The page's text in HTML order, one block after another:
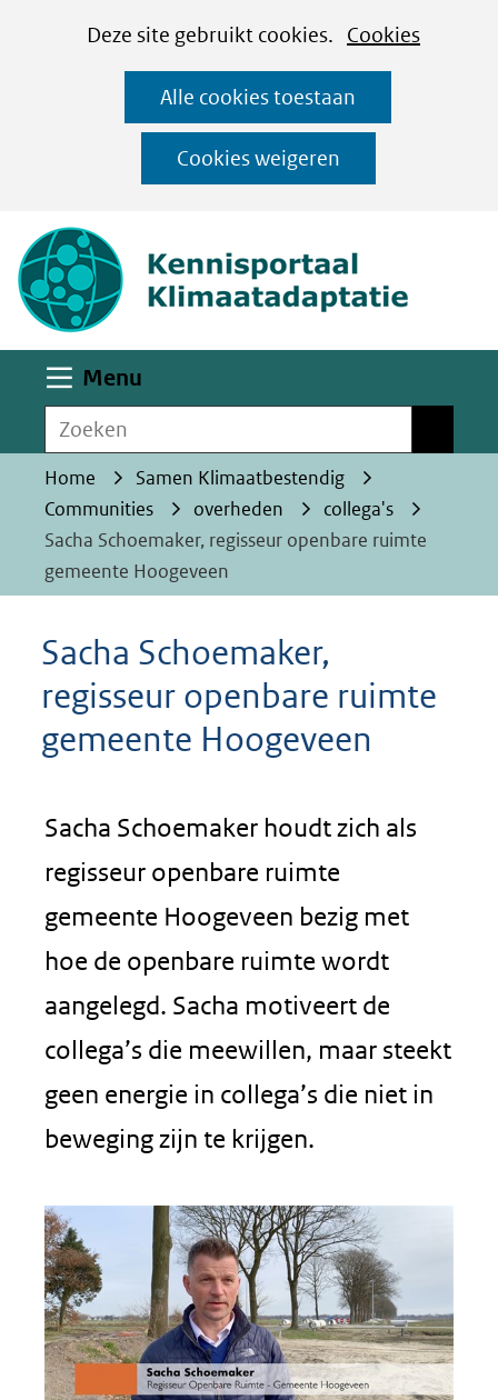
CookiesDeze site gebruikt cookies. Cookies
op
deze
website
worden
toegestaan
geweigerd.
Alle cookies toestaan
Cookies weigeren
Ga
naar
de
inhoud
Menu
Zoeken
Home
Samen Klimaatbestendig
Communities
overheden
collega's
Sacha Schoemaker, regisseur openbare ruimte
gemeente Hoogeveen
Sacha Schoemaker,
regisseur openbare ruimte
gemeente Hoogeveen
Sacha Schoemaker houdt zich als
regisseur openbare ruimte
gemeente Hoogeveen bezig met
hoe de openbare ruimte wordt
aangelegd. Sacha motiveert de
collega’s die meewillen, maar steekt
geen energie in collega’s die niet in
beweging zijn te krijgen.